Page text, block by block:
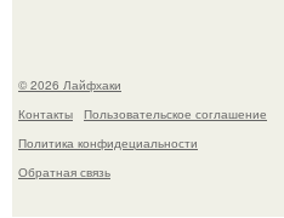
© 2026 Лайфхаки
Контакты
Пользовательское соглашение
Политика конфидециальности
Обратная связь